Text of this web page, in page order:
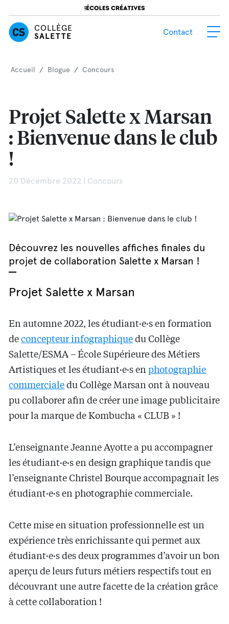
COLLÈGE
SALETTE
Contact
Accueil / Blogue / Concours
Projet Salette x Marsan
: Bienvenue dans le club
!
20 Décembre 2022 | Concours
Découvrez les nouvelles affiches finales du
projet de collaboration Salette x Marsan !
Projet Salette x Marsan
En automne 2022, les étudiant·e·s en formation
deconcepteur infographique du Collège
Salette/ESMA – École Supérieure des Métiers
Artistiques et les étudiant·e·s enphotographie
commerciale du Collège Marsan ont à nouveau
pu collaborer afin de créer une image publicitaire
pour la marque de Kombucha « CLUB » !
L’enseignante Jeanne Ayotte a pu accompagner
les étudiant·e·s en design graphique tandis que
l’enseignante Christel Bourque accompagnait les
étudiant·e·s en photographie commerciale.
Cette mise en situation professionnelle est un
expérience très enrichissante qui permet aux
étudiant·e·s des deux programmes d’avoir un bon
aperçu de leurs futurs métiers respectifs tout en
découvrant une autre facette de la création grâce
à cette collaboration !